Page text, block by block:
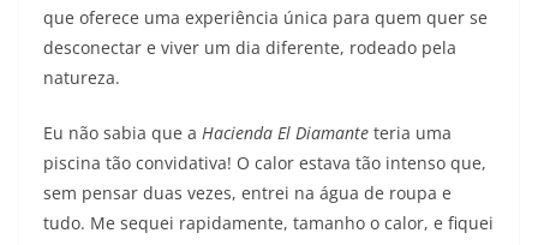
que oferece uma experiência única para quem quer se
desconectar e viver um dia diferente, rodeado pela
natureza.
Eu não sabia que a Hacienda El Diamante teria uma
piscina tão convidativa! O calor estava tão intenso que,
sem pensar duas vezes, entrei na água de roupa e
tudo. Me sequei rapidamente, tamanho o calor, e fiquei